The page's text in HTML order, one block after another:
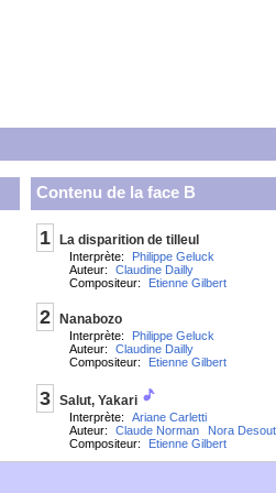
Contenu de la face B
1 La disparition de tilleul
Interprète:
Philippe Geluck
Auteur:
Claudine Dailly
Compositeur:
Etienne Gilbert
2 Nanabozo
Interprète:
Philippe Geluck
Auteur:
Claudine Dailly
Compositeur:
Etienne Gilbert
3 Salut, Yakari
Interprète:
Ariane Carletti
Auteur:
Claude Norman
Nora
Compositeur:
Etienne Gilbert